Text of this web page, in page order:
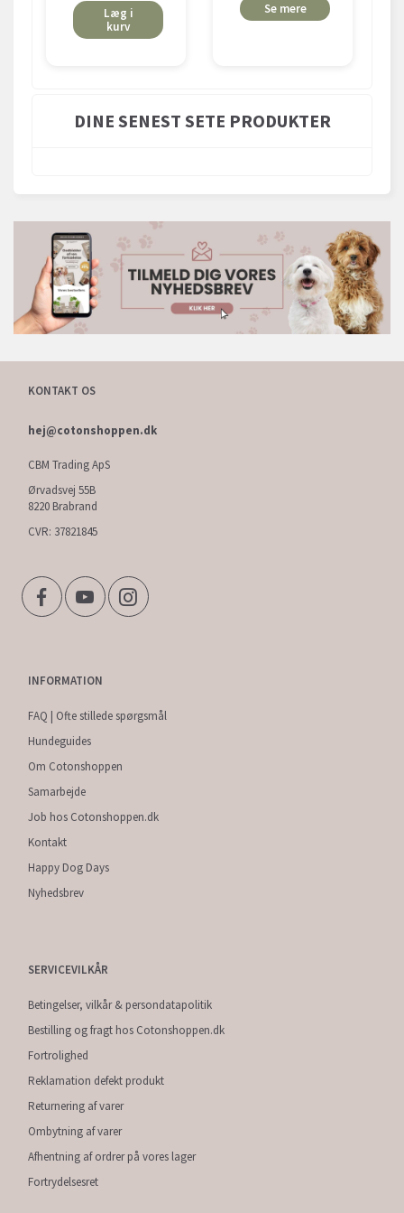
Læg i
kurv
Se mere
DINE SENEST SETE PRODUKTER
KONTAKT OS
hej@cotonshoppen.dk
CBM Trading ApS
Ørvadsvej 55B
8220 Brabrand
CVR: 37821845
INFORMATION
FAQ | Ofte stillede spørgsmål
Hundeguides
Om Cotonshoppen
Samarbejde
Job hos Cotonshoppen.dk
Kontakt
Happy Dog Days
Nyhedsbrev
SERVICEVILKÅR
Betingelser, vilkår & persondatapolitik
Bestilling og fragt hos Cotonshoppen.dk
Fortrolighed
Reklamation defekt produkt
Returnering af varer
Ombytning af varer
Afhentning af ordrer på vores lager
Fortrydelsesret